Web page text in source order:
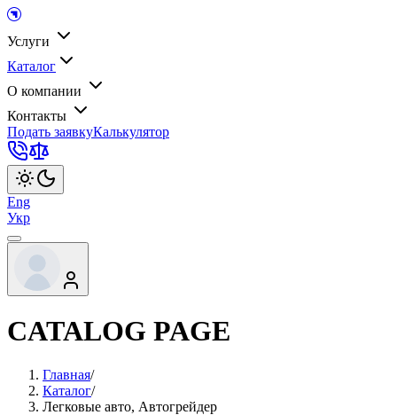
Услуги
Каталог
О компании
Контакты
Подать заявкуКалькулятор
Eng
Укр
CATALOG PAGE
Главная/
Каталог/
Легковые авто, Автогрейдер